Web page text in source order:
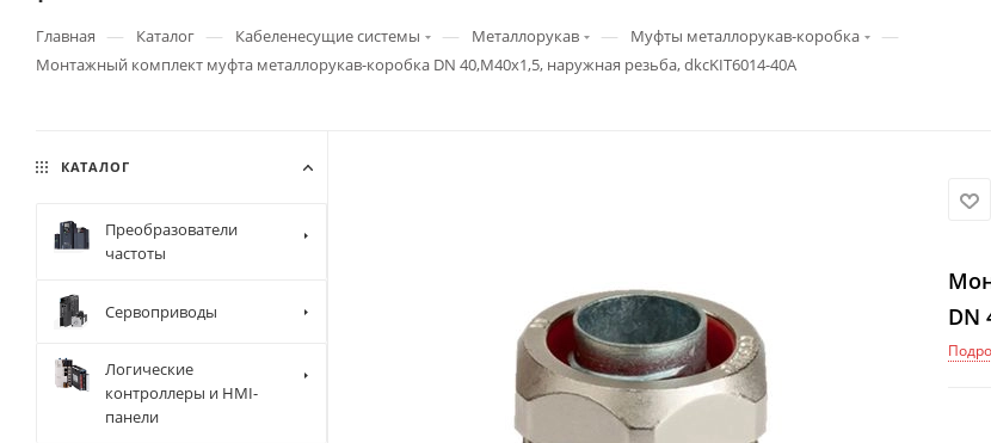
Главная — Каталог — Кабеленесущие системы — Металлорукав — Муфты металлорукав-коробка —
Монтажный комплект муфта металлорукав-коробка DN 40,М40х1,5, наружная резьба, dkcKIT6014-40A
DN
КАТАЛОГ
Преобразователи
частоты
Сервоприводы
Логические
контроллеры и HMI-
панели